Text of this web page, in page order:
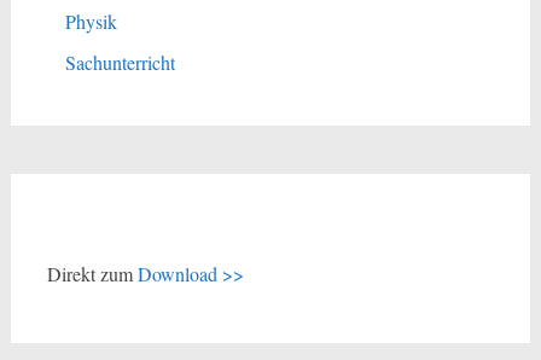
Physik
Sachunterricht
Direkt zumDownload >>